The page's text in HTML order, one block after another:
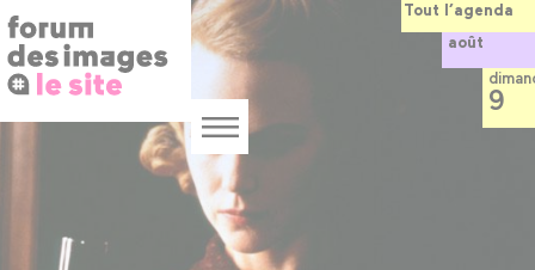
Panneau de gestion des cookies
au
contenu
principal
Menu
Tout l’agenda
août
9